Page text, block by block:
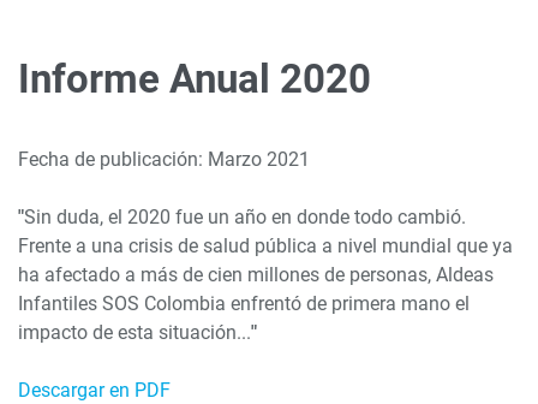
Informe Anual 2020
Fecha de publicación: Marzo 2021
"Sin duda, el 2020 fue un año en donde todo cambió.
Frente a una crisis de salud pública a nivel mundial que ya
ha afectado a más de cien millones de personas, Aldeas
Infantiles SOS Colombia enfrentó de primera mano el
impacto de esta situación..."
Descargar en PDF